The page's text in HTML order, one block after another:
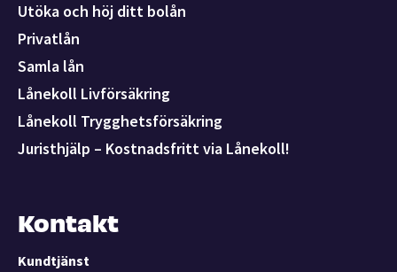
Utöka och höj ditt bolån
Privatlån
Samla lån
Lånekoll Livförsäkring
Lånekoll Trygghetsförsäkring
Juristhjälp – Kostnadsfritt via Lånekoll!
Kontakt
Kundtjänst